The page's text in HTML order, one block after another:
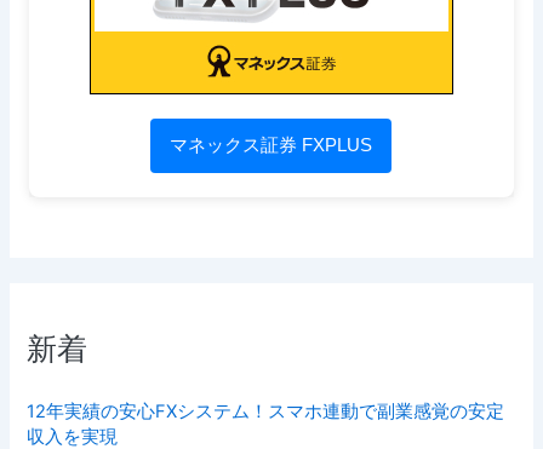
マネックス証券 FXPLUS
新着
12年実績の安心FXシステム！スマホ連動で副業感覚の安定
収入を実現